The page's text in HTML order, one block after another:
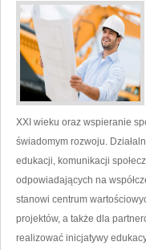
XXI wieku oraz wspieranie
świadomym rozwoju.
edukacji, komunikacji
odpowiadających na
stanowi centrum
projektów, a także dla
realizować inicjatywy